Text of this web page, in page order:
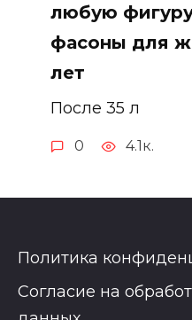
любую
фасоны для
лет
После 35 л
0 4.1к.
Политика
Согласие на